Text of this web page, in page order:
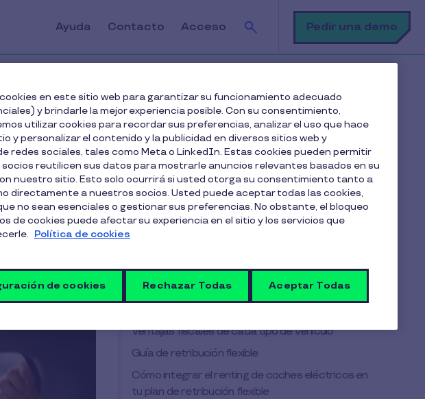
Ayuda Contacto Acceso
Buscar
Pedir una demo
de
Tabla de contenido
Descubre nuestra plataforma
multibeneficios
El renting como alternativa al coche de empresa
tradicional
Coche eléctrico en renting: la opción más rentable
Por qué los coches eléctricos son fiscalmente
más ventajosos
Ventajas fiscales de cada tipo de vehículo
Guía de retribución flexible
Cómo integrar el renting de coches eléctricos en
tu plan de retribución flexible
en este sitio web para garantizar su funcionamiento adecuado
y brindarle la mejor experiencia posible. Con su consentimiento,
utilizar cookies para recordar sus preferencias, analizar el uso que hace
y personalizar el contenido y la publicidad en diversos sitios web y
redes sociales, tales como Meta o LinkedIn. Estas cookies pueden permitir
reutilicen sus datos para mostrarle anuncios relevantes basados en su
nuestro sitio. Esto solo ocurrirá si usted otorga su consentimiento tanto a
directamente a nuestros socios. Usted puede aceptar todas las cookies,
no sean esenciales o gestionar sus preferencias. No obstante, el bloqueo
de cookies puede afectar su experiencia en el sitio y los servicios que
Política de cookies
de cookies Rechazar Todas Aceptar Todas